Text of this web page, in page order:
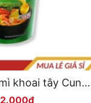
khoai tây Cung
chua cay 65g